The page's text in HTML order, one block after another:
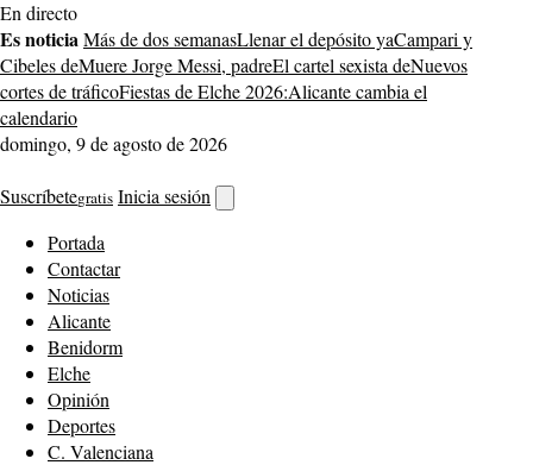
Saltar
al
contenido
En directo
Es noticiaMás de dos semanasLlenar el depósito yaCampari y
Cibeles deMuere Jorge Messi, padreEl cartel sexista deNuevos
cortes de tráficoFiestas de Elche 2026:Alicante cambia el
calendario
domingo, 9 de agosto de 2026
Suscríbetegratis Inicia sesión
buscador
Portada
Contactar
Noticias
Alicante
Benidorm
Elche
Opinión
Deportes
C. Valenciana